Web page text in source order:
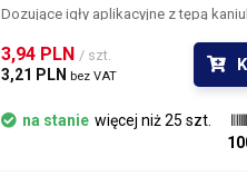
Dozujące igły aplikacyjne z tępą
materiałów w trudno dostępnych
miejscach. Kaniula każdej igły jest
zamontowana za pomocą kleju w
nylonowej szyjce z gwintowaną
3,94 PLN / szt.
3,21 PLN bez VAT
na stanie więcej niż 25 szt.